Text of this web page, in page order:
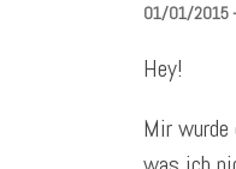
01/01/2015
Hey!
Mir